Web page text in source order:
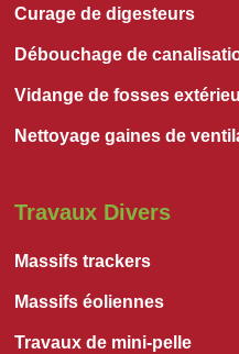
Curage de digesteurs
Débouchage de
Vidange de fosses
Nettoyage gaines de
Travaux Divers
Massifs trackers
Massifs éoliennes
Travaux de mini-pelle